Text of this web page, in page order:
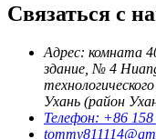
Связаться с
Адрес: комната
здание, № 4
Ухань (район
Телефон: +86